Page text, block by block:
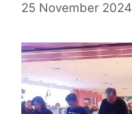
25 November 2024